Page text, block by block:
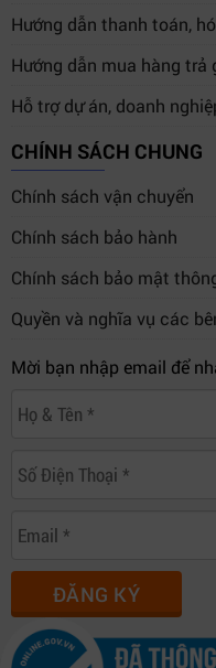
Hướng dẫn thanh toán,
Hướng dẫn mua hàng trả
Hỗ trợ dự án, doanh
CHÍNH SÁCH CHUNG
Chính sách vận chuyển
Chính sách bảo hành
Chính sách bảo mật
Quyền và nghĩa vụ các
Mời bạn nhập email để
ĐĂNG KÝ